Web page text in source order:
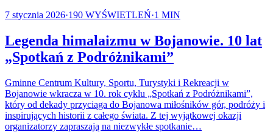
7 stycznia 2026·190 WYŚWIETLEŃ·1 MIN
Legenda himalaizmu w Bojanowie. 10 lat
„Spotkań z Podróżnikami”
Gminne Centrum Kultury, Sportu, Turystyki i Rekreacji w
Bojanowie wkracza w 10. rok cyklu „Spotkań z Podróżnikami”,
który od dekady przyciąga do Bojanowa miłośników gór, podróży i
inspirujących historii z całego świata. Z tej wyjątkowej okazji
organizatorzy zapraszają na niezwykłe spotkanie…